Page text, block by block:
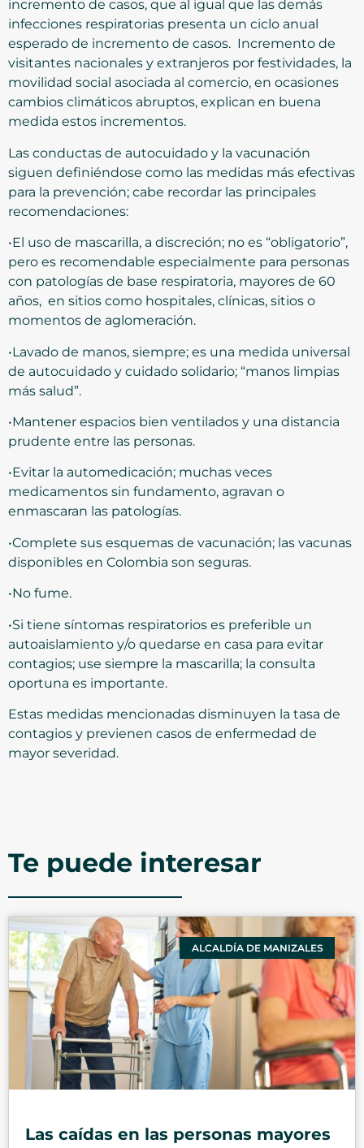
incremento de casos, que al igual que las demás
infecciones respiratorias presenta un ciclo anual
esperado de incremento de casos. Incremento de
visitantes nacionales y extranjeros por festividades, la
movilidad social asociada al comercio, en ocasiones
cambios climáticos abruptos, explican en buena
medida estos incrementos.
Las conductas de autocuidado y la vacunación
siguen definiéndose como las medidas más efectivas
para la prevención; cabe recordar las principales
recomendaciones:
•El uso de mascarilla, a discreción; no es “obligatorio”,
pero es recomendable especialmente para personas
con patologías de base respiratoria, mayores de 60
años, en sitios como hospitales, clínicas, sitios o
momentos de aglomeración.
•Lavado de manos, siempre; es una medida universal
de autocuidado y cuidado solidario; “manos limpias
más salud”.
•Mantener espacios bien ventilados y una distancia
prudente entre las personas.
•Evitar la automedicación; muchas veces
medicamentos sin fundamento, agravan o
enmascaran las patologías.
•Complete sus esquemas de vacunación; las vacunas
disponibles en Colombia son seguras.
•No fume.
•Si tiene síntomas respiratorios es preferible un
autoaislamiento y/o quedarse en casa para evitar
contagios; use siempre la mascarilla; la consulta
oportuna es importante.
Estas medidas mencionadas disminuyen la tasa de
contagios y previenen casos de enfermedad de
mayor severidad.
Te puede interesar
ALCALDÍA DE MANIZALES
Las caídas en las personas mayores